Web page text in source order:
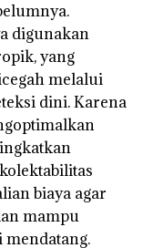
digunakan
yang
melalui
dini. Karena
biaya agar
mampu